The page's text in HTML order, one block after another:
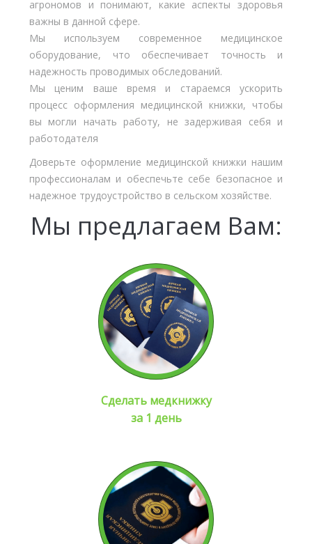
агрономов и понимают, какие аспекты здоровья
важны в данной сфере.
Мы используем современное медицинское
оборудование, что обеспечивает точность и
надежность проводимых обследований.
Мы ценим ваше время и стараемся ускорить
процесс оформления медицинской книжки, чтобы
вы могли начать работу, не задерживая себя и
работодателя
Доверьте оформление медицинской книжки нашим
профессионалам и обеспечьте себе безопасное и
надежное трудоустройство в сельском хозяйстве.
Мы предлагаем Вам:
Сделать медкнижку
за 1 день